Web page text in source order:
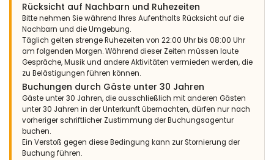
Rücksicht auf Nachbarn und Ruhezeiten
Bitte nehmen Sie während Ihres Aufenthalts Rücksicht auf die
Nachbarn und die Umgebung.
Täglich gelten strenge Ruhezeiten von 22:00 Uhr bis 08:00 Uhr
am folgenden Morgen. Während dieser Zeiten müssen laute
Gespräche, Musik und andere Aktivitäten vermieden werden, die
zu Belästigungen führen können.
Buchungen durch Gäste unter 30 Jahren
Gäste unter 30 Jahren, die ausschließlich mit anderen Gästen
unter 30 Jahren in der Unterkunft übernachten, dürfen nur nach
vorheriger schriftlicher Zustimmung der Buchungsagentur
buchen.
Ein Verstoß gegen diese Bedingung kann zur Stornierung der
Buchung führen.